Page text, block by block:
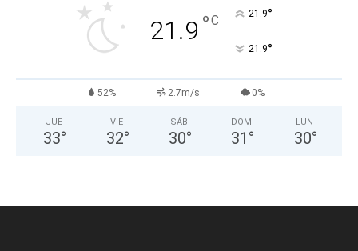
21.9 °C 21.9°
21.9°
52% 2.7m/s 0%
JUE
33°
VIE
32°
SÁB
30°
DOM
31 °
LUN
30°